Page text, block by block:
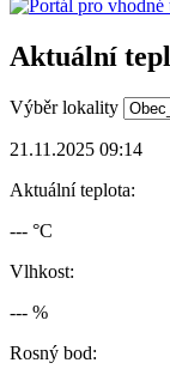
Aktuální
Výběr lokality
21.11.2025 09:14
Aktuální teplota:
--- °C
Vlhkost:
--- %
Rosný bod: